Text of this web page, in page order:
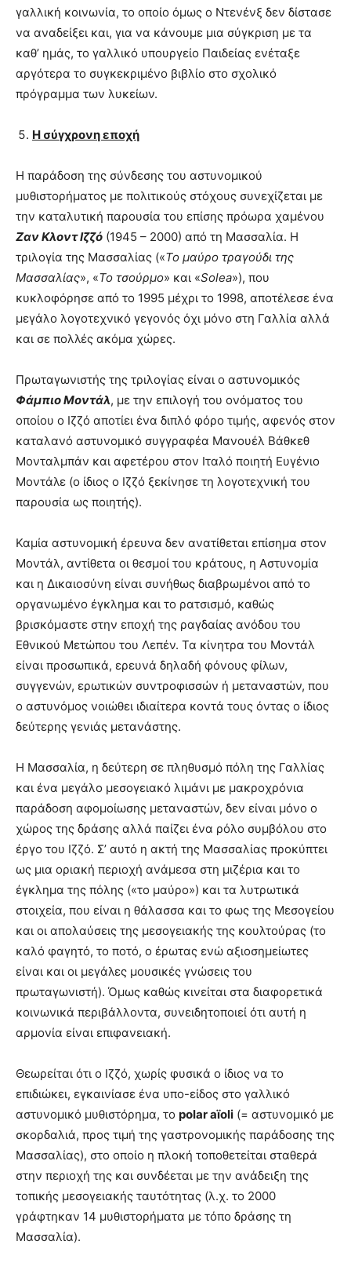
γαλλική κοινωνία, το οποίο όμως ο Ντενένξ δεν δίστασε
να αναδείξει και, για να κάνουμε μια σύγκριση με τα
καθ’ ημάς, το γαλλικό υπουργείο Παιδείας ενέταξε
αργότερα το συγκεκριμένο βιβλίο στο σχολικό
πρόγραμμα των λυκείων.
Η σύγχρονη εποχή
Η παράδοση της σύνδεσης του αστυνομικού
μυθιστορήματος με πολιτικούς στόχους συνεχίζεται με
την καταλυτική παρουσία του επίσης πρόωρα χαμένου
Ζαν Κλοντ Ιζζό (1945 – 2000) από τη Μασσαλία. Η
τριλογία της Μασσαλίας («Το μαύρο τραγούδι της
Μασσαλίας», «Το τσούρμο» και «Solea»), που
κυκλοφόρησε από το 1995 μέχρι το 1998, αποτέλεσε ένα
μεγάλο λογοτεχνικό γεγονός όχι μόνο στη Γαλλία αλλά
και σε πολλές ακόμα χώρες.
Πρωταγωνιστής της τριλογίας είναι ο αστυνομικός
Φάμπιο Μοντάλ, με την επιλογή του ονόματος του
οποίου ο Ιζζό αποτίει ένα διπλό φόρο τιμής, αφενός στον
καταλανό αστυνομικό συγγραφέα Μανουέλ Βάθκεθ
Μονταλμπάν και αφετέρου στον Ιταλό ποιητή Ευγένιο
Μοντάλε (ο ίδιος ο Ιζζό ξεκίνησε τη λογοτεχνική του
παρουσία ως ποιητής).
Καμία αστυνομική έρευνα δεν ανατίθεται επίσημα στον
Μοντάλ, αντίθετα οι θεσμοί του κράτους, η Αστυνομία
και η Δικαιοσύνη είναι συνήθως διαβρωμένοι από το
οργανωμένο έγκλημα και το ρατσισμό, καθώς
βρισκόμαστε στην εποχή της ραγδαίας ανόδου του
Εθνικού Μετώπου του Λεπέν. Τα κίνητρα του Μοντάλ
είναι προσωπικά, ερευνά δηλαδή φόνους φίλων,
συγγενών, ερωτικών συντροφισσών ή μεταναστών, που
ο αστυνόμος νοιώθει ιδιαίτερα κοντά τους όντας ο ίδιος
δεύτερης γενιάς μετανάστης.
Η Μασσαλία, η δεύτερη σε πληθυσμό πόλη της Γαλλίας
και ένα μεγάλο μεσογειακό λιμάνι με μακροχρόνια
παράδοση αφομοίωσης μεταναστών, δεν είναι μόνο ο
χώρος της δράσης αλλά παίζει ένα ρόλο συμβόλου στο
έργο του Ιζζό. Σ’ αυτό η ακτή της Μασσαλίας προκύπτει
ως μια οριακή περιοχή ανάμεσα στη μιζέρια και το
έγκλημα της πόλης («το μαύρο») και τα λυτρωτικά
στοιχεία, που είναι η θάλασσα και το φως της Μεσογείου
και οι απολαύσεις της μεσογειακής της κουλτούρας (το
καλό φαγητό, το ποτό, ο έρωτας ενώ αξιοσημείωτες
είναι και οι μεγάλες μουσικές γνώσεις του
πρωταγωνιστή). Όμως καθώς κινείται στα διαφορετικά
κοινωνικά περιβάλλοντα, συνειδητοποιεί ότι αυτή η
αρμονία είναι επιφανειακή.
Θεωρείται ότι ο Ιζζό, χωρίς φυσικά ο ίδιος να το
επιδιώκει, εγκαινίασε ένα υπο-είδος στο γαλλικό
αστυνομικό μυθιστόρημα, το polar aïoli (= αστυνομικό με
σκορδαλιά, προς τιμή της γαστρονομικής παράδοσης της
Μασσαλίας), στο οποίο η πλοκή τοποθετείται σταθερά
στην περιοχή της και συνδέεται με την ανάδειξη της
τοπικής μεσογειακής ταυτότητας (λ.χ. το 2000
γράφτηκαν 14 μυθιστορήματα με τόπο δράσης τη
Μασσαλία).